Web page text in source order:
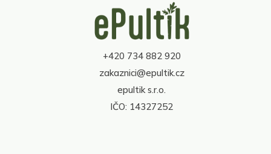
+420 734 882 920
zakaznici@epultik.cz
epultik s.r.o.
IČO: 14327252